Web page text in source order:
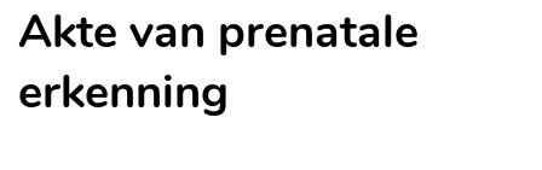
Akte van prenatale
erkenning